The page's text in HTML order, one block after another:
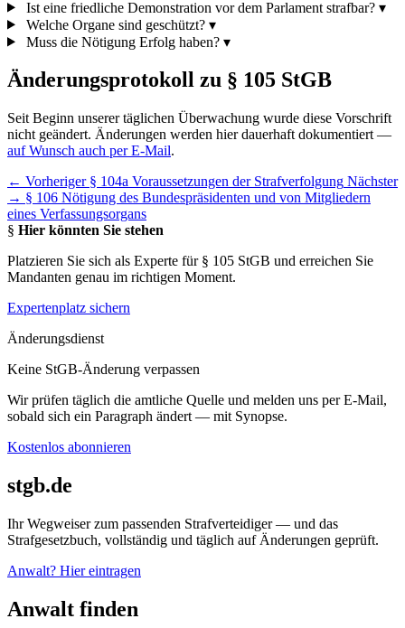
Ist eine friedliche Demonstration vor dem Parlament strafbar? ▾
Welche Organe sind geschützt? ▾
Muss die Nötigung Erfolg haben? ▾
Änderungsprotokoll zu § 105 StGB
Seit Beginn unserer täglichen Überwachung wurde diese Vorschrift
nicht geändert. Änderungen werden hier dauerhaft dokumentiert —
auf Wunsch auch per E-Mail.
← Vorheriger § 104a Voraussetzungen der Strafverfolgung Nächster
→ § 106 Nötigung des Bundespräsidenten und von Mitgliedern
eines Verfassungsorgans
§ Hier könnten Sie stehen
Platzieren Sie sich als Experte für § 105 StGB und erreichen Sie
Mandanten genau im richtigen Moment.
Expertenplatz sichern
Änderungsdienst
Keine StGB-Änderung verpassen
Wir prüfen täglich die amtliche Quelle und melden uns per E-Mail,
sobald sich ein Paragraph ändert — mit Synopse.
Kostenlos abonnieren
stgb.de
Ihr Wegweiser zum passenden Strafverteidiger — und das
Strafgesetzbuch, vollständig und täglich auf Änderungen geprüft.
Anwalt? Hier eintragen
Anwalt finden